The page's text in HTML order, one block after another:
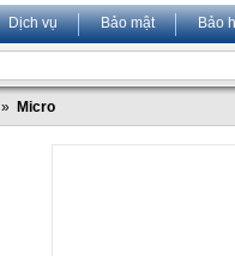
Dịch vụ Bảo mật Bảo
» Micro